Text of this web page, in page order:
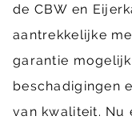
de CBW en
aantrekkelijke
garantie
beschadigingen
van kwaliteit. Nu